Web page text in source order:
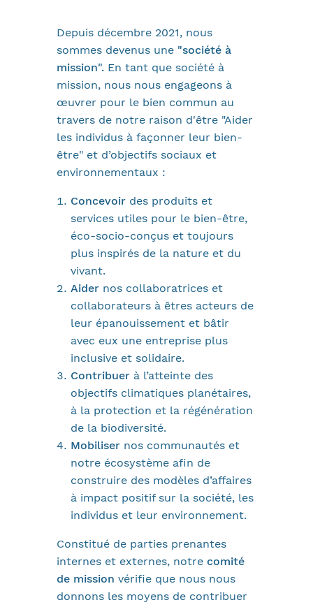
Depuis décembre 2021, nous
sommes devenus une "société à
mission". En tant que société à
mission, nous nous engageons à
œuvrer pour le bien commun au
travers de notre raison d'être "Aider
les individus à façonner leur bien-
être" et d’objectifs sociaux et
environnementaux :
Concevoir des produits et
services utiles pour le bien-être,
éco-socio-conçus et toujours
plus inspirés de la nature et du
vivant.
Aider nos collaboratrices et
collaborateurs à êtres acteurs de
leur épanouissement et bâtir
avec eux une entreprise plus
inclusive et solidaire.
Contribuer à l’atteinte des
objectifs climatiques planétaires,
à la protection et la régénération
de la biodiversité.
Mobiliser nos communautés et
notre écosystème afin de
construire des modèles d’affaires
à impact positif sur la société, les
individus et leur environnement.
Constitué de parties prenantes
internes et externes, notrecomité
de mission vérifie que nous nous
donnons les moyens de contribuer